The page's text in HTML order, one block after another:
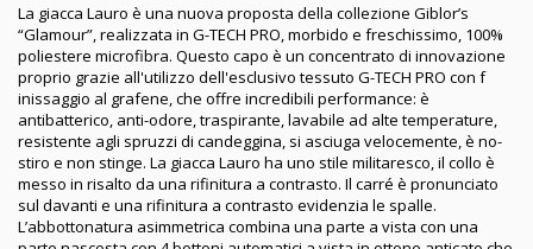
La giacca Lauro è una nuova proposta della collezione Giblor’s
“Glamour”, realizzata in G-TECH PRO, morbido e freschissimo, 100%
poliestere microfibra. Questo capo è un concentrato di innovazione
proprio grazie all'utilizzo dell'esclusivo tessuto G-TECH PRO con f
inissaggio al grafene, che offre incredibili performance: è
antibatterico, anti-odore, traspirante, lavabile ad alte temperature,
resistente agli spruzzi di candeggina, si asciuga velocemente, è no-
stiro e non stinge. La giacca Lauro ha uno stile militaresco, il collo è
messo in risalto da una rifinitura a contrasto. Il carré è pronunciato
sul davanti e una rifinitura a contrasto evidenzia le spalle.
L’abbottonatura asimmetrica combina una parte a vista con una